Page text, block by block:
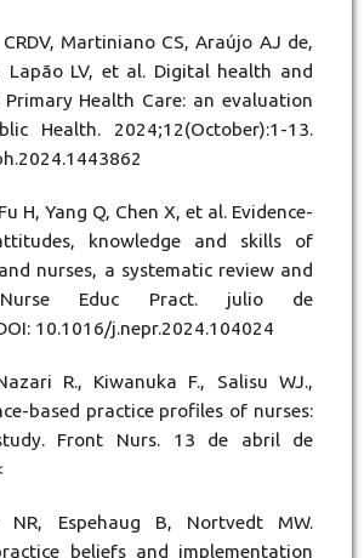
Martiniano CS, Araújo AJ de,
Lapão LV, et al. Digital health and
Health Care: an evaluation
Health. 2024;12(October):1-13.
H, Yang Q, Chen X, et al. Evidence-
knowledge and skills of
nurses, a systematic review and
Nurse Educ Pract. julio de
10.1016/j.nepr.2024.104024
R., Kiwanuka F., Salisu WJ.,
based practice profiles of nurses:
Front Nurs. 13 de abril de
NR, Espehaug B, Nortvedt MW.
beliefs and implementation